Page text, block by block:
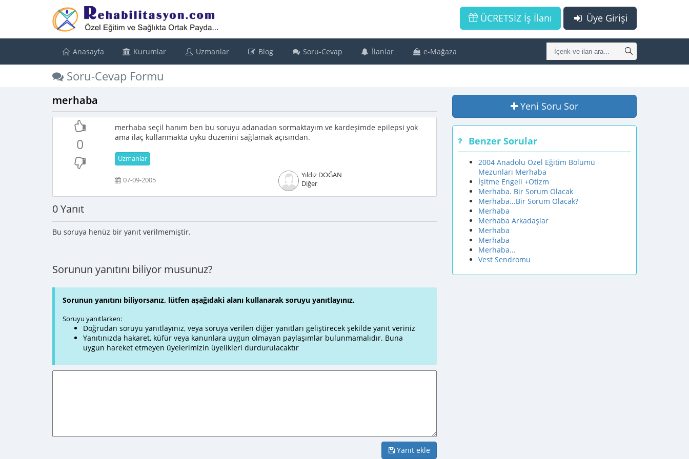
Üye Girişi
ÜCRETSİZ İş İlanı
Anasayfa Kurumlar Uzmanlar Blog Soru-Cevap İlanlar e-Mağaza
Soru-Cevap Formu
merhaba
0
merhaba seçil hanım ben bu soruyu adanadan sormaktayım ve kardeşimde epilepsi yok
ama ilaç kullanmakta uyku düzenini sağlamak açısından.
Uzmanlar
07-09-2005
Yıldız DOĞAN
Diğer
0 Yanıt
Bu soruya henüz bir yanıt verilmemiştir.
Sorunun yanıtını biliyor musunuz?
Sorunun yanıtını biliyorsanız, lütfen aşağıdaki alanı kullanarak soruyu yanıtlayınız.
Soruyu yanıtlarken:
Doğrudan soruyu yanıtlayınız, veya soruya verilen diğer yanıtları geliştirecek şekilde yanıt veriniz
Yanıtınızda hakaret, küfür veya kanunlara uygun olmayan paylaşımlar bulunmamalıdır. Buna
uygun hareket etmeyen üyelerimizin üyelikleri durdurulacaktır
Yanıt ekle
Yeni Soru Sor
Benzer Sorular
2004 Anadolu Özel Eğitim Bölümü
Mezunları Merhaba
İşitme Engeli +Otizm
Merhaba. Bir Sorum Olacak
Merhaba...Bir Sorum Olacak?
Merhaba
Merhaba Arkadaşlar
Merhaba
Merhaba
Merhaba...
Vest Sendromu